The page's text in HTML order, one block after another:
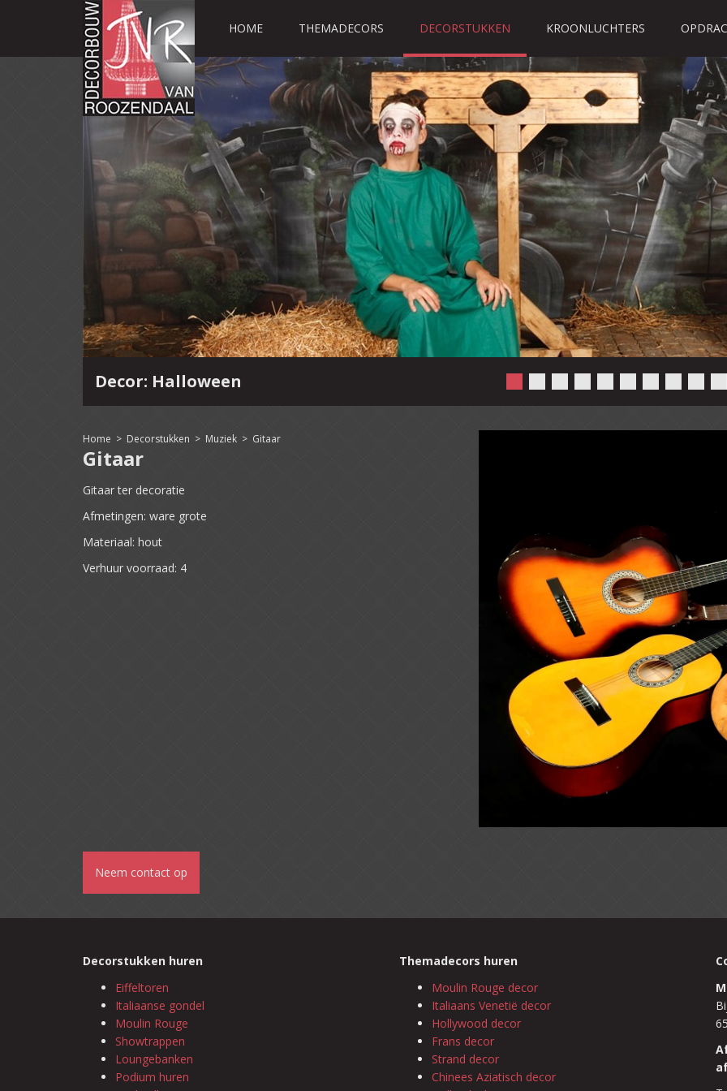
HOME THEMADECORS DECORSTUKKEN KROONLUCHTERS
Decor: Halloween
Home > Decorstukken > Muziek > Gitaar
Gitaar
Gitaar ter decoratie
Afmetingen: ware grote
Materiaal: hout
Verhuur voorraad: 4
Neem contact op
Decorstukken huren
Eiffeltoren
Italiaanse gondel
Moulin Rouge
Showtrappen
Loungebanken
Podium huren
Themadecors huren
Moulin Rouge decor
Italiaans Venetië decor
Hollywood decor
Frans decor
Strand decor
Chinees Aziatisch decor